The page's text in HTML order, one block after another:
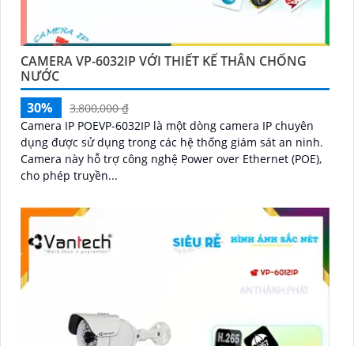
CAMERA VP-6032IP VỚI THIẾT KẾ THÂN CHỐNG
NƯỚC
30%
3,800,000 ₫
Camera IP POEVP-6032IP là một dòng camera IP chuyên
dụng được sử dụng trong các hệ thống giám sát an ninh.
Camera này hỗ trợ công nghệ Power over Ethernet (POE),
cho phép truyền...